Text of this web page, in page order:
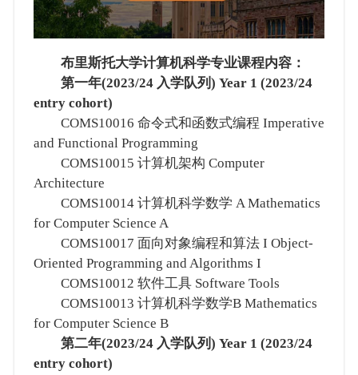
布里斯托大学计算机科学专业课程内容：
第一年(2023/24 入学队列) Year 1 (2023/24
entry cohort)
COMS10016 命令式和函数式编程 Imperative
and Functional Programming
COMS10015 计算机架构 Computer
Architecture
COMS10014 计算机科学数学 A Mathematics
for Computer Science A
COMS10017 面向对象编程和算法 I Object-
Oriented Programming and Algorithms I
COMS10012 软件工具 Software Tools
COMS10013 计算机科学数学B Mathematics
for Computer Science B
第二年(2023/24 入学队列) Year 1 (2023/24
entry cohort)